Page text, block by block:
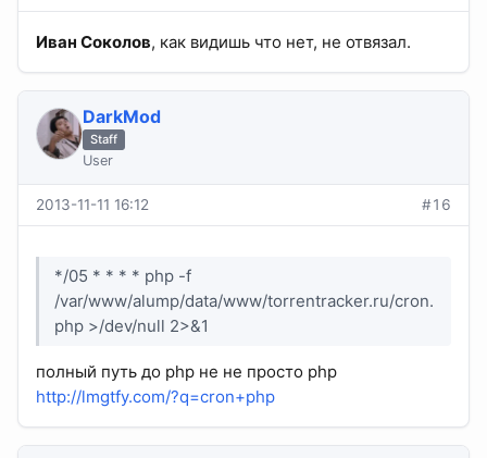
Иван Соколов, как видишь что нет, не отвязал.
DarkMod
Staff
User
2013-11-11 16:12 #16
*/05 * * * * php -f
/var/www/alump/data/www/torrentracker.ru/cron.
php >/dev/null 2>&1
полный путь до php не не просто php
http://lmgtfy.com/?q=cron+php